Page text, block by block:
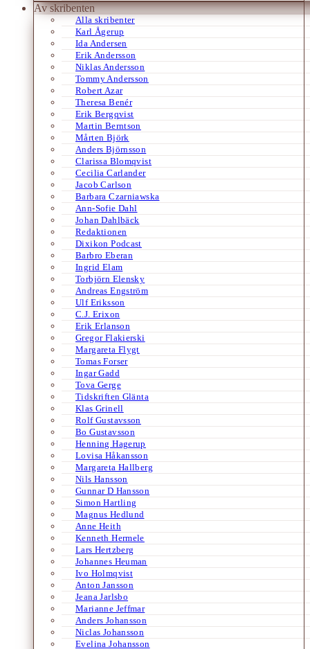
Av skribenten
Alla skribenter
Karl Ågerup
Ida Andersen
Erik Andersson
Niklas Andersson
Tommy Andersson
Robert Azar
Theresa Benér
Erik Bergqvist
Martin Berntson
Mårten Björk
Anders Björnsson
Clarissa Blomqvist
Cecilia Carlander
Jacob Carlson
Barbara Czarniawska
Ann-Sofie Dahl
Johan Dahlbäck
Redaktionen
Dixikon Podcast
Barbro Eberan
Ingrid Elam
Torbjörn Elensky
Andreas Engström
Ulf Eriksson
C.J. Erixon
Erik Erlanson
Gregor Flakierski
Margareta Flygt
Tomas Forser
Ingar Gadd
Tova Gerge
Tidskriften Glänta
Klas Grinell
Rolf Gustavsson
Bo Gustavsson
Henning Hagerup
Lovisa Håkansson
Margareta Hallberg
Nils Hansson
Gunnar D Hansson
Simon Hartling
Magnus Hedlund
Anne Heith
Kenneth Hermele
Lars Hertzberg
Johannes Heuman
Ivo Holmqvist
Anton Jansson
Jeana Jarlsbo
Marianne Jeffmar
Anders Johansson
Niclas Johansson
Evelina Johansson